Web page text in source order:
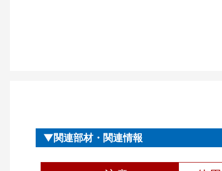
関連部材・関連情報